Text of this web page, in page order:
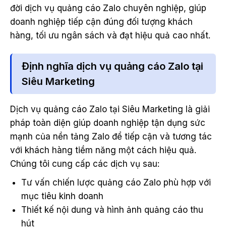
đời dịch vụ quảng cáo Zalo chuyên nghiệp, giúp
doanh nghiệp tiếp cận đúng đối tượng khách
hàng, tối ưu ngân sách và đạt hiệu quả cao nhất.
Định nghĩa dịch vụ quảng cáo Zalo tại
Siêu Marketing
Dịch vụ quảng cáo Zalo tại Siêu Marketing là giải
pháp toàn diện giúp doanh nghiệp tận dụng sức
mạnh của nền tảng Zalo để tiếp cận và tương tác
với khách hàng tiềm năng một cách hiệu quả.
Chúng tôi cung cấp các dịch vụ sau:
Tư vấn chiến lược quảng cáo Zalo phù hợp với
mục tiêu kinh doanh
Thiết kế nội dung và hình ảnh quảng cáo thu
hút